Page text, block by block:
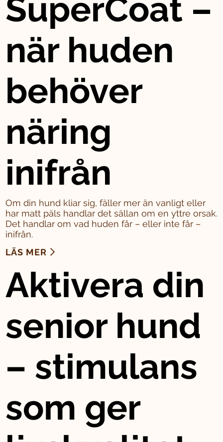
SuperCoat –
när huden
behöver
näring
inifrån
Om din hund kliar sig, fäller mer än vanligt eller
har matt päls handlar det sällan om en yttre orsak.
Det handlar om vad huden får – eller inte får –
inifrån.
LÄS MER
Aktivera din
senior hund
– stimulans
som ger